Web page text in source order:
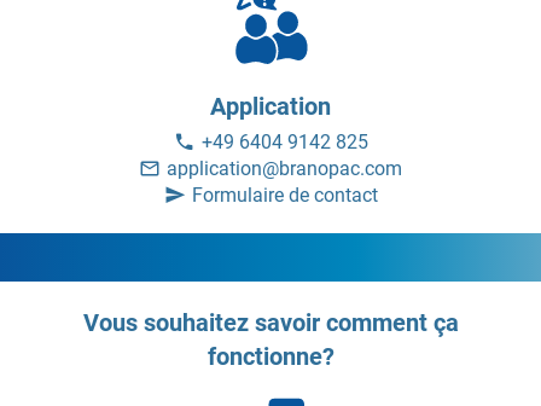
Application
+49 6404 9142 825
application@branopac.com
Formulaire de contact
Vous souhaitez savoir comment ça
fonctionne?